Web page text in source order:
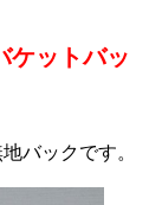
ケットバッ
バックです。